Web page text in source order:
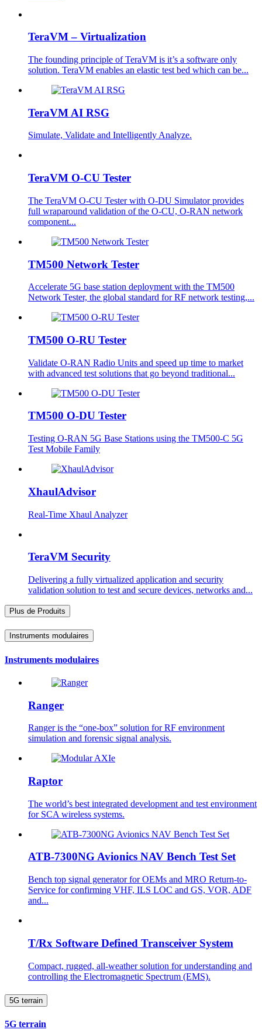
TeraVM – Virtualization
The founding principle of TeraVM is it’s a software only
solution. TeraVM enables an elastic test bed which can be...
TeraVM AI RSG
Simulate, Validate and Intelligently Analyze.
TeraVM O-CU Tester
The TeraVM O-CU Tester with O-DU Simulator provides
full wraparound validation of the O-CU, O-RAN network
component...
TM500 Network Tester
Accelerate 5G base station deployment with the TM500
Network Tester, the global standard for RF network testing,...
TM500 O-RU Tester
Validate O-RAN Radio Units and speed up time to market
with advanced test solutions that go beyond traditional...
TM500 O-DU Tester
Testing O-RAN 5G Base Stations using the TM500-C 5G
Test Mobile Family
XhaulAdvisor
Real-Time Xhaul Analyzer
TeraVM Security
Delivering a fully virtualized application and security
validation solution to test and secure devices, networks and...
Plus de Produits
Instruments modulaires
Instruments modulaires
Ranger
Ranger is the “one-box” solution for RF environment
simulation and forensic signal analysis.
Raptor
The world’s best integrated development and test environment
for SCA wireless systems.
ATB-7300NG Avionics NAV Bench Test Set
Bench top signal generator for OEMs and MRO Return-to-
Service for confirming VHF, ILS LOC and GS, VOR, ADF
and...
T/Rx Software Defined Transceiver System
Compact, rugged, all-weather solution for understanding and
controlling the Electromagnetic Spectrum (EMS).
5G terrain
5G terrain